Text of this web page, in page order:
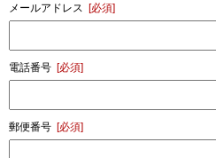
メールアドレス [必須]
電話番号 [必須]
郵便番号 [必須]